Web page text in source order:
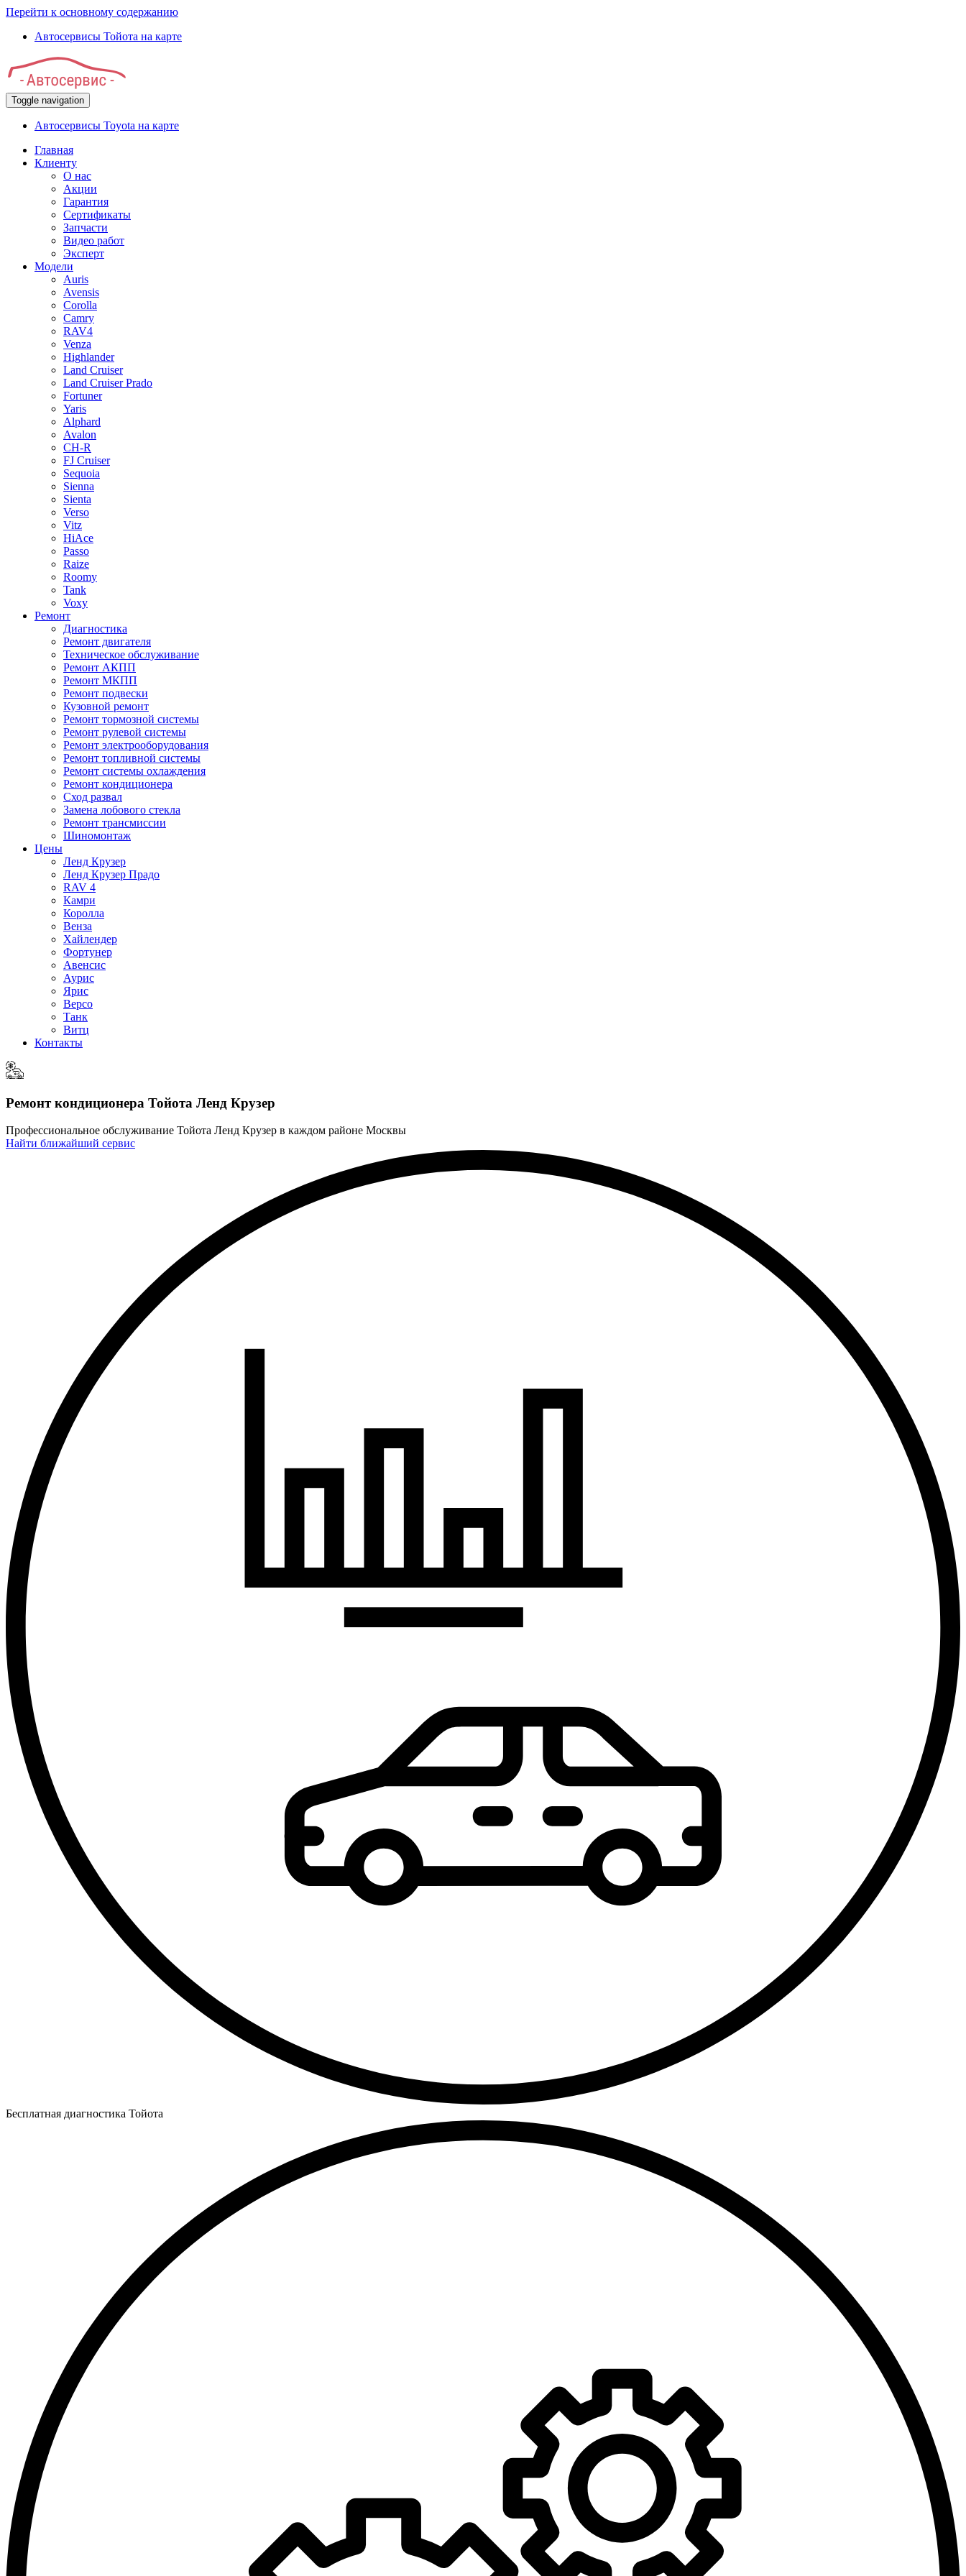
Перейти к основному содержанию
Автосервисы Тойота на карте
Toggle navigation
Автосервисы Toyota на карте
Главная
Клиенту
О нас
Акции
Гарантия
Сертификаты
Запчасти
Видео работ
Эксперт
Модели
Auris
Avensis
Corolla
Camry
RAV4
Venza
Highlander
Land Cruiser
Land Cruiser Prado
Fortuner
Yaris
Alphard
Avalon
CH-R
FJ Cruiser
Sequoia
Sienna
Sienta
Verso
Vitz
HiAce
Passo
Raize
Roomy
Tank
Voxy
Ремонт
Диагностика
Ремонт двигателя
Техническое обслуживание
Ремонт АКПП
Ремонт МКПП
Ремонт подвески
Кузовной ремонт
Ремонт тормозной системы
Ремонт рулевой системы
Ремонт электрооборудования
Ремонт топливной системы
Ремонт системы охлаждения
Ремонт кондиционера
Сход развал
Замена лобового стекла
Ремонт трансмиссии
Шиномонтаж
Цены
Ленд Крузер
Ленд Крузер Прадо
RAV 4
Камри
Королла
Венза
Хайлендер
Фортунер
Авенсис
Аурис
Ярис
Версо
Танк
Витц
Контакты
Ремонт кондиционера Тойота Ленд Крузер
Профессиональное обслуживание Тойота Ленд Крузер в каждом районе Москвы
Найти ближайший сервис
Бесплатная диагностика Тойота